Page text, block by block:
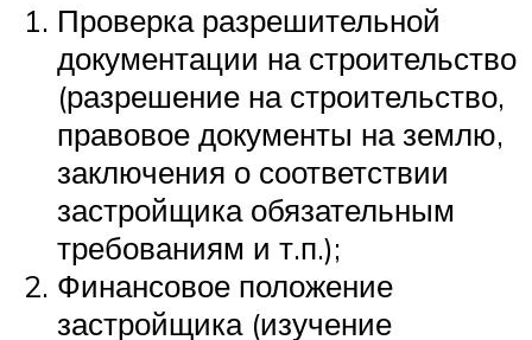
Проверка разрешительной
документации на строительство
(разрешение на строительство,
правовое документы на землю,
заключения о соответствии
застройщика обязательным
требованиям и т.п.);
Финансовое положение
застройщика (изучение